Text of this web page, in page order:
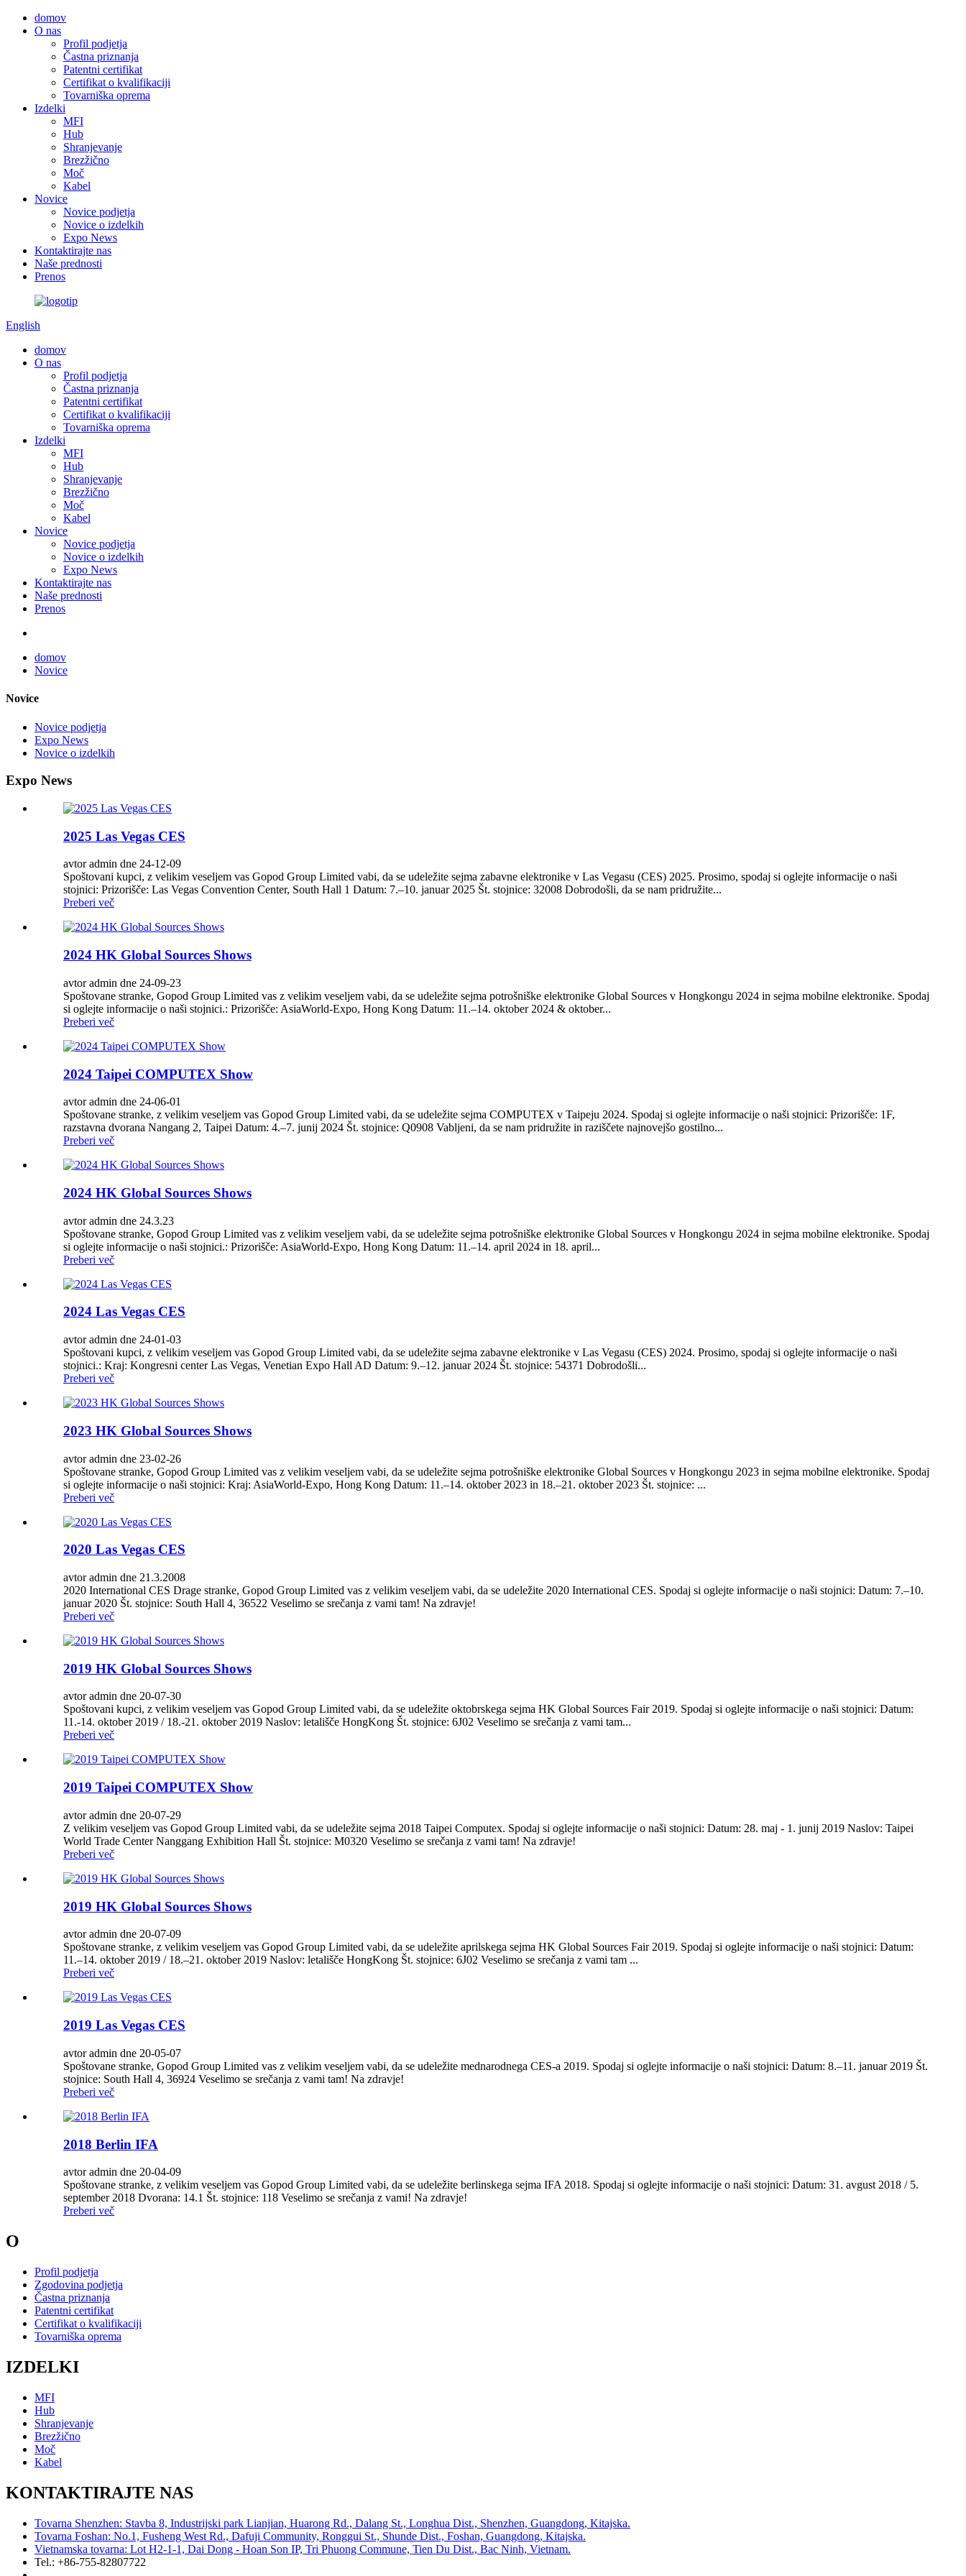
domov
O nas
Profil podjetja
Častna priznanja
Patentni certifikat
Certifikat o kvalifikaciji
Tovarniška oprema
Izdelki
MFI
Hub
Shranjevanje
Brezžično
Moč
Kabel
Novice
Novice podjetja
Novice o izdelkih
Expo News
Kontaktirajte nas
Naše prednosti
Prenos
English
domov
O nas
Profil podjetja
Častna priznanja
Patentni certifikat
Certifikat o kvalifikaciji
Tovarniška oprema
Izdelki
MFI
Hub
Shranjevanje
Brezžično
Moč
Kabel
Novice
Novice podjetja
Novice o izdelkih
Expo News
Kontaktirajte nas
Naše prednosti
Prenos
domov
Novice
Novice
Novice podjetja
Expo News
Novice o izdelkih
Expo News
2025 Las Vegas CES
avtor admin dne 24-12-09
Spoštovani kupci, z velikim veseljem vas Gopod Group Limited vabi, da se udeležite sejma zabavne elektronike v Las Vegasu (CES) 2025. Prosimo, spodaj si oglejte informacije o naši
stojnici: Prizorišče: Las Vegas Convention Center, South Hall 1 Datum: 7.–10. januar 2025 Št. stojnice: 32008 Dobrodošli, da se nam pridružite...
Preberi več
2024 HK Global Sources Shows
avtor admin dne 24-09-23
Spoštovane stranke, Gopod Group Limited vas z velikim veseljem vabi, da se udeležite sejma potrošniške elektronike Global Sources v Hongkongu 2024 in sejma mobilne elektronike. Spodaj
si oglejte informacije o naši stojnici.: Prizorišče: AsiaWorld-Expo, Hong Kong Datum: 11.–14. oktober 2024 & oktober...
Preberi več
2024 Taipei COMPUTEX Show
avtor admin dne 24-06-01
Spoštovane stranke, z velikim veseljem vas Gopod Group Limited vabi, da se udeležite sejma COMPUTEX v Taipeju 2024. Spodaj si oglejte informacije o naši stojnici: Prizorišče: 1F,
razstavna dvorana Nangang 2, Taipei Datum: 4.–7. junij 2024 Št. stojnice: Q0908 Vabljeni, da se nam pridružite in raziščete najnovejšo gostilno...
Preberi več
2024 HK Global Sources Shows
avtor admin dne 24.3.23
Spoštovane stranke, Gopod Group Limited vas z velikim veseljem vabi, da se udeležite sejma potrošniške elektronike Global Sources v Hongkongu 2024 in sejma mobilne elektronike. Spodaj
si oglejte informacije o naši stojnici.: Prizorišče: AsiaWorld-Expo, Hong Kong Datum: 11.–14. april 2024 in 18. april...
Preberi več
2024 Las Vegas CES
avtor admin dne 24-01-03
Spoštovani kupci, z velikim veseljem vas Gopod Group Limited vabi, da se udeležite sejma zabavne elektronike v Las Vegasu (CES) 2024. Prosimo, spodaj si oglejte informacije o naši
stojnici.: Kraj: Kongresni center Las Vegas, Venetian Expo Hall AD Datum: 9.–12. januar 2024 Št. stojnice: 54371 Dobrodošli...
Preberi več
2023 HK Global Sources Shows
avtor admin dne 23-02-26
Spoštovane stranke, Gopod Group Limited vas z velikim veseljem vabi, da se udeležite sejma potrošniške elektronike Global Sources v Hongkongu 2023 in sejma mobilne elektronike. Spodaj
si oglejte informacije o naši stojnici: Kraj: AsiaWorld-Expo, Hong Kong Datum: 11.–14. oktober 2023 in 18.–21. oktober 2023 Št. stojnice: ...
Preberi več
2020 Las Vegas CES
avtor admin dne 21.3.2008
2020 International CES Drage stranke, Gopod Group Limited vas z velikim veseljem vabi, da se udeležite 2020 International CES. Spodaj si oglejte informacije o naši stojnici: Datum: 7.–10.
januar 2020 Št. stojnice: South Hall 4, 36522 Veselimo se srečanja z vami tam! Na zdravje!
Preberi več
2019 HK Global Sources Shows
avtor admin dne 20-07-30
Spoštovani kupci, z velikim veseljem vas Gopod Group Limited vabi, da se udeležite oktobrskega sejma HK Global Sources Fair 2019. Spodaj si oglejte informacije o naši stojnici: Datum:
11.-14. oktober 2019 / 18.-21. oktober 2019 Naslov: letališče HongKong Št. stojnice: 6J02 Veselimo se srečanja z vami tam...
Preberi več
2019 Taipei COMPUTEX Show
avtor admin dne 20-07-29
Z velikim veseljem vas Gopod Group Limited vabi, da se udeležite sejma 2018 Taipei Computex. Spodaj si oglejte informacije o naši stojnici: Datum: 28. maj - 1. junij 2019 Naslov: Taipei
World Trade Center Nanggang Exhibition Hall Št. stojnice: M0320 Veselimo se srečanja z vami tam! Na zdravje!
Preberi več
2019 HK Global Sources Shows
avtor admin dne 20-07-09
Spoštovane stranke, z velikim veseljem vas Gopod Group Limited vabi, da se udeležite aprilskega sejma HK Global Sources Fair 2019. Spodaj si oglejte informacije o naši stojnici: Datum:
11.–14. oktober 2019 / 18.–21. oktober 2019 Naslov: letališče HongKong Št. stojnice: 6J02 Veselimo se srečanja z vami tam ...
Preberi več
2019 Las Vegas CES
avtor admin dne 20-05-07
Spoštovane stranke, Gopod Group Limited vas z velikim veseljem vabi, da se udeležite mednarodnega CES-a 2019. Spodaj si oglejte informacije o naši stojnici: Datum: 8.–11. januar 2019 Št.
stojnice: South Hall 4, 36924 Veselimo se srečanja z vami tam! Na zdravje!
Preberi več
2018 Berlin IFA
avtor admin dne 20-04-09
Spoštovane stranke, z velikim veseljem vas Gopod Group Limited vabi, da se udeležite berlinskega sejma IFA 2018. Spodaj si oglejte informacije o naši stojnici: Datum: 31. avgust 2018 / 5.
september 2018 Dvorana: 14.1 Št. stojnice: 118 Veselimo se srečanja z vami! Na zdravje!
Preberi več
O
Profil podjetja
Zgodovina podjetja
Častna priznanja
Patentni certifikat
Certifikat o kvalifikaciji
Tovarniška oprema
IZDELKI
MFI
Hub
Shranjevanje
Brezžično
Moč
Kabel
KONTAKTIRAJTE NAS
Tovarna Shenzhen: Stavba 8, Industrijski park Lianjian, Huarong Rd., Dalang St., Longhua Dist., Shenzhen, Guangdong, Kitajska.
Tovarna Foshan: No.1, Fusheng West Rd., Dafuji Community, Ronggui St., Shunde Dist., Foshan, Guangdong, Kitajska.
Vietnamska tovarna: Lot H2-1-1, Dai Dong - Hoan Son IP, Tri Phuong Commune, Tien Du Dist., Bac Ninh, Vietnam.
Tel.: +86-755-82807722